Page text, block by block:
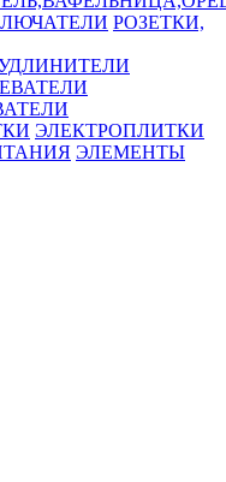
РОЗЕТКИ,
ЭЛЕКТРОПЛИТКИ
ЭЛЕМЕНТЫ